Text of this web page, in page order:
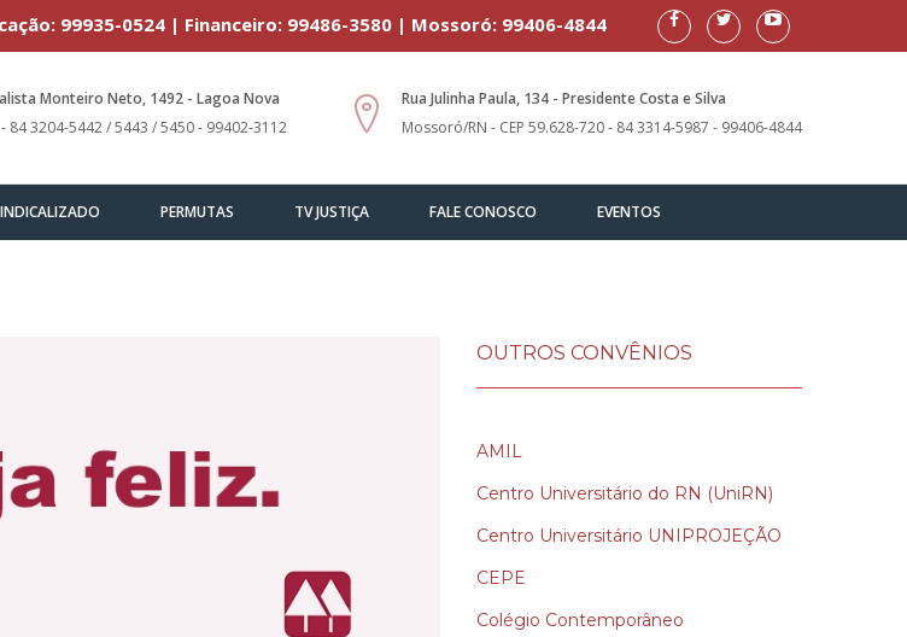
99935-0524 | Financeiro: 99486-3580 | Mossoró: 99406-4844
Monteiro Neto, 1492 - Lagoa Nova
84 3204-5442 / 5443 / 5450 - 99402-3112
Rua Julinha Paula, 134 - Presidente Costa e Silva
Mossoró/RN - CEP 59.628-720 - 84 3314-5987 - 99406-4844
PERMUTAS TV JUSTIÇA FALE CONOSCO EVENTOS
OUTROS CONVÊNIOS
AMIL
Centro Universitário do RN (UniRN)
Centro Universitário UNIPROJEÇÃO
CEPE
Colégio Contemporâneo